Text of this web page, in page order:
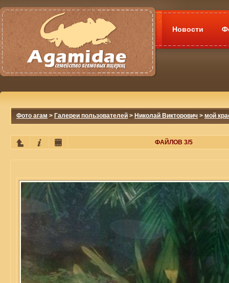
Новости
Фото агам > Галереи пользователей > Николай Викторович > мой
ФАЙЛОВ 3/5